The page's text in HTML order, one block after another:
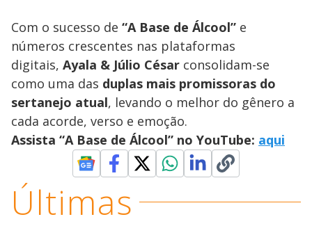
Com o sucesso de “A Base de Álcool” e
números crescentes nas plataformas
digitais, Ayala & Júlio César consolidam-se
como uma das duplas mais promissoras do
sertanejo atual, levando o melhor do gênero a
cada acorde, verso e emoção.
Assista “A Base de Álcool” no YouTube: aqui
Últimas